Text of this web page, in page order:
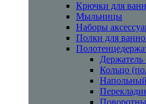
Крючки для
Мыльницы
Наборы
Полки для
Кольцо